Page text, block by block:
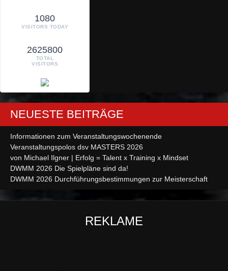
1080
VISITORS TODAY
2625800
TOTAL
VISITORS
NEUESTE BEITRÄGE
Informationen zum Veranstaltungswochenende
Veranstaltungspolos dsv MASTERS 2026
von Michael Ilgner | Erfolg = Talent x Training x Mindset
DWMM 2026 Die Spielpläne sind da!
DWMM 2026 Durchführungsbestimmungen zur Meisterschaft
REKLAME